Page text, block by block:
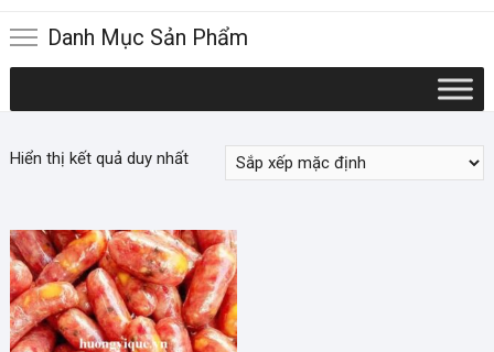
Danh Mục Sản Phẩm
Hiển thị kết quả duy nhất